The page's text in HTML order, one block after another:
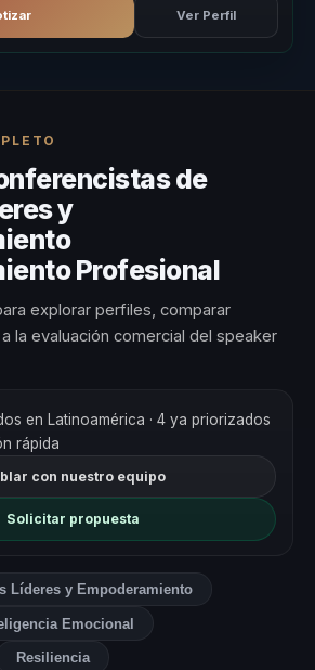
Ver Perfil
de
y
Profesional
explorar perfiles, comparar
la evaluación comercial del speaker
en Latinoamérica · 4 ya priorizados
rápida
con nuestro equipo
Solicitar propuesta
Líderes y Empoderamiento
Emocional
Resiliencia